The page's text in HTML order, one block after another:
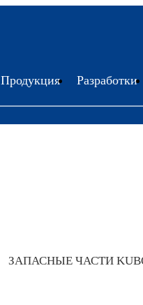
Продукция Разработки
ЗАПАСНЫЕ ЧАСТИ